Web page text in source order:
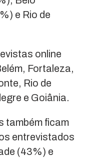
e Rio de
online
Fortaleza,
Rio de
e Goiânia.
também ficam
entrevistados
(43%) e